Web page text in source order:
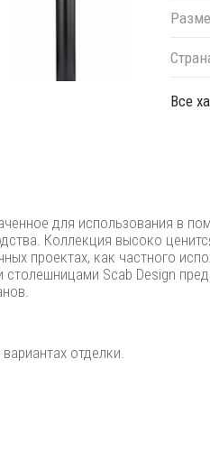
Все
для использования в
Коллекция высоко
проектах, как частного
Scab Design
отделки.‎